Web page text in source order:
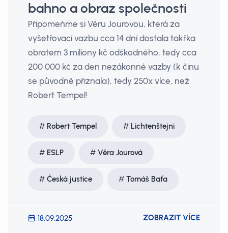
bahno a obraz společnosti
Připomeňme si Věru Jourovou, která za
vyšetřovací vazbu cca 14 dní dostala takřka
obratem 3 miliony kč odškodného, tedy cca
200 000 kč za den nezákonné vazby (k činu
se původně přiznala), tedy 250x více, než
Robert Tempel!
Robert Tempel Lichtenštejni
ESLP Věra Jourová
Česká justice Tomáš Baťa
18.09.2025 ZOBRAZIT VÍCE